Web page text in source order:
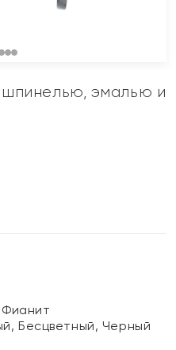
эмалью и
Бесцветный, Черный